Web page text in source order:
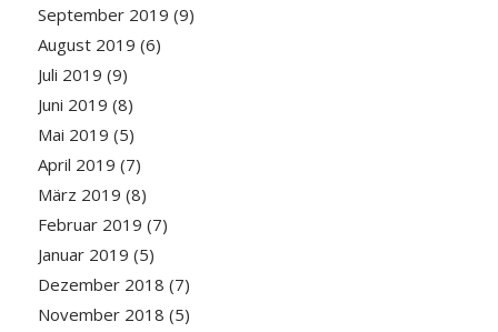
September 2019 (9)
August 2019 (6)
Juli 2019 (9)
Juni 2019 (8)
Mai 2019 (5)
April 2019 (7)
März 2019 (8)
Februar 2019 (7)
Januar 2019 (5)
Dezember 2018 (7)
November 2018 (5)